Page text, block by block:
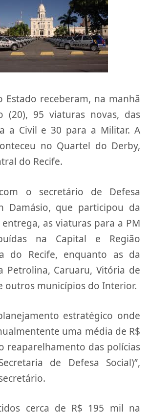
Estado receberam, na manhã
(20), 95 viaturas novas, das
a Civil e 30 para a Militar. A
no Quartel do Derby,
do Recife.
o secretário de Defesa
Damásio, que participou da
as viaturas para a PM
na Capital e Região
do Recife, enquanto as da
Petrolina, Caruaru, Vitória de
outros municípios do Interior.
estratégico onde
uma média de R$
reaparelhamento das polícias
de Defesa Social)”,
cerca de R$ 195 mil na